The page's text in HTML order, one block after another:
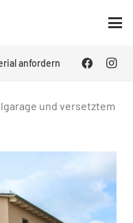
anfordern
und versetztem